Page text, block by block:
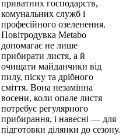
приватних господарств,
комунальних служб і
професійного озеленення.
Повітродувка Metabo
допомагає не лише
прибирати листя, а й
очищати майданчики від
пилу, піску та дрібного
сміття. Вона незамінна
восени, коли опале листя
потребує регулярного
прибирання, і навесні — для
підготовки ділянки до сезону.